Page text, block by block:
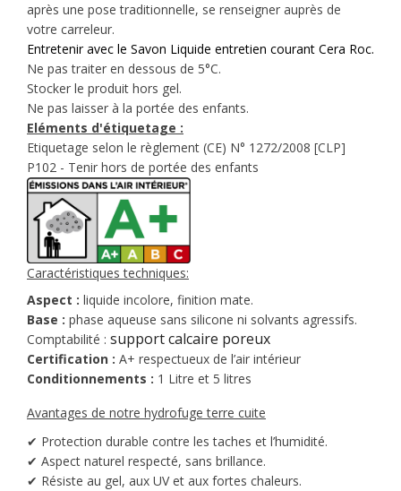
après une pose traditionnelle, se renseigner auprès de
votre carreleur.
Entretenir avec le Savon Liquide entretien courant Cera Roc.
Ne pas traiter en dessous de 5°C.
Stocker le produit hors gel.
Ne pas laisser à la portée des enfants.
Eléments d'étiquetage :
Etiquetage selon le règlement (CE) N° 1272/2008 [CLP]
P102 - Tenir hors de portée des enfants
Caractéristiques techniques:
Aspect : liquide incolore, finition mate.
Base : phase aqueuse sans silicone ni solvants agressifs.
Comptabilité : support calcaire poreux
Certification : A+ respectueux de l’air intérieur
Conditionnements : 1 Litre et 5 litres
Avantages de notre hydrofuge terre cuite
✔ Protection durable contre les taches et l’humidité.
✔ Aspect naturel respecté, sans brillance.
✔ Résiste au gel, aux UV et aux fortes chaleurs.